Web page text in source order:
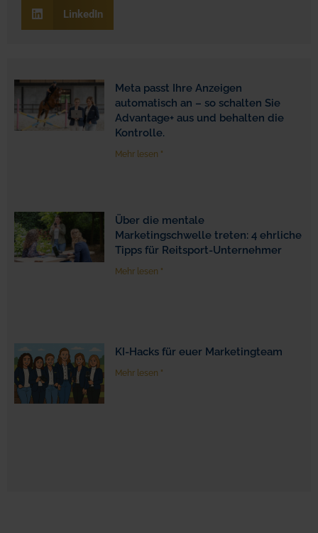
LinkedIn
Meta passt Ihre Anzeigen
automatisch an – so schalten Sie
Advantage+ aus und behalten die
Kontrolle.
Mehr lesen "
Über die mentale
Marketingschwelle treten: 4 ehrliche
Tipps für Reitsport-Unternehmer
Mehr lesen "
KI-Hacks für euer Marketingteam
Mehr lesen "